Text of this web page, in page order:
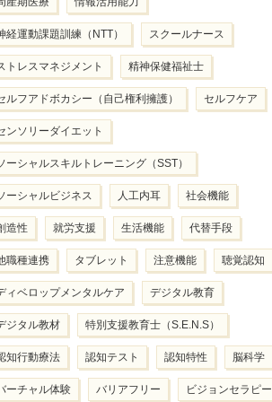
経運動課題訓練（NTT） スクールナース
トレスマネジメント 精神保健福祉士
ルフアドボカシー（自己権利擁護） セルフケア
ンソリーダイエット
ーシャルスキルトレーニング（SST）
ーシャルビジネス 人工内耳 社会機能
造性 就労支援 生活機能 代替手段
職種連携 タブレット 注意機能 聴覚認知
ィベロップメンタルケア デジタル教育
ジタル教材 特別支援教育士（S.E.N.S）
知行動療法 認知テスト 認知特性 脳科学
ーチャル体験 バリアフリー ビジョンセラピー